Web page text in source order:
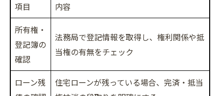
項目
内容
所有権・
登記簿の
確認
法務局で登記情報を取得し、権利関係や抵
当権の有無をチェック
ローン残
住宅ローンが残っている場合、完済・抵当